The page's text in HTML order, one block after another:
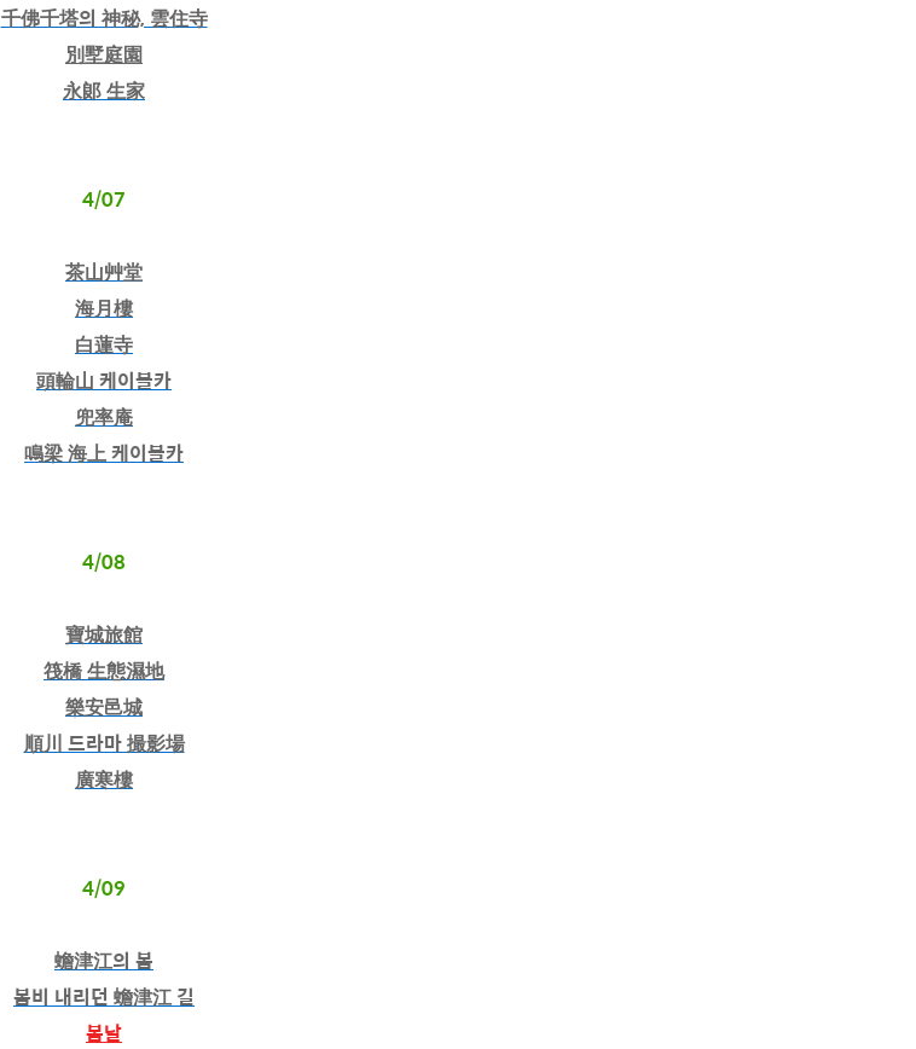
千佛千塔의 神秘, 雲住寺
別墅庭園
永郞 生家
4/07
茶山艸堂
海月樓
白蓮寺
頭輪山 케이블카
兜率庵
鳴梁 海上 케이블카
4/08
寶城旅館
筏橋 生態濕地
樂安邑城
順川 드라마 撮影場
廣寒樓
4/09
蟾津江의 봄
봄비 내리던 蟾津江 길
봄날